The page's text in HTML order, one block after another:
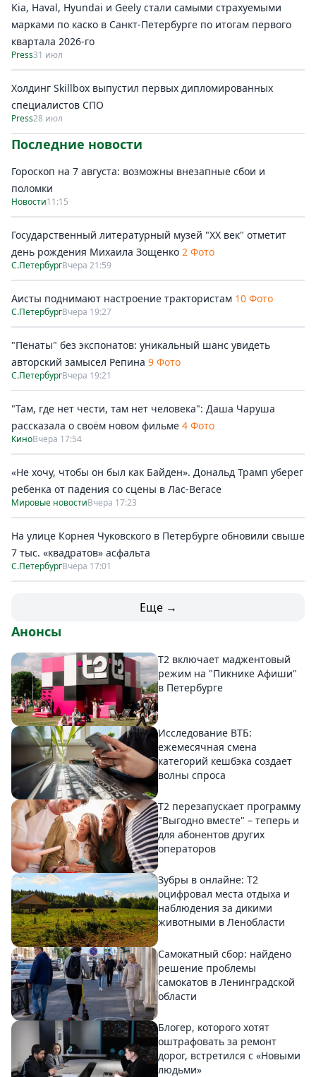
Kia, Haval, Hyundai и Geely стали самыми страхуемыми
марками по каско в Санкт-Петербурге по итогам первого
квартала 2026-го
Press31 июл
Холдинг Skillbox выпустил первых дипломированных
специалистов СПО
Press28 июл
Последние новости
Гороскоп на 7 августа: возможны внезапные сбои и
поломки
Новости11:15
Государственный литературный музей "ХХ век" отметит
день рождения Михаила Зощенко 2 Фото
С.ПетербургВчера 21:59
Аисты поднимают настроение трактористам 10 Фото
С.ПетербургВчера 19:27
"Пенаты" без экспонатов: уникальный шанс увидеть
авторский замысел Репина 9 Фото
С.ПетербургВчера 19:21
"Там, где нет чести, там нет человека": Даша Чаруша
рассказала о своём новом фильме 4 Фото
КиноВчера 17:54
«Не хочу, чтобы он был как Байден». Дональд Трамп уберег
ребенка от падения со сцены в Лас-Вегасе
Мировые новостиВчера 17:23
На улице Корнея Чуковского в Петербурге обновили свыше
7 тыс. «квадратов» асфальта
С.ПетербургВчера 17:01
Еще →
Анонсы
Т2 включает маджентовый
режим на "Пикнике Афиши"
в Петербурге
Исследование ВТБ:
ежемесячная смена
категорий кешбэка создает
волны спроса
Т2 перезапускает программу
"Выгодно вместе" – теперь и
для абонентов других
операторов
Зубры в онлайне: Т2
оцифровал места отдыха и
наблюдения за дикими
животными в Ленобласти
Самокатный сбор: найдено
решение проблемы
самокатов в Ленинградской
области
Блогер, которого хотят
оштрафовать за ремонт
дорог, встретился с «Новыми
людьми»